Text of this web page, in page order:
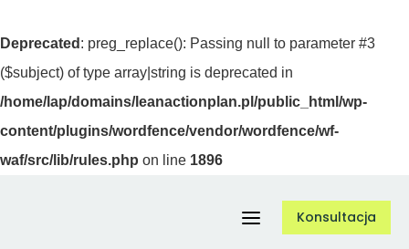
Deprecated : preg_replace(): Passing null to parameter #3
($subject) of type array|string is deprecated in
/home/lap/domains/leanactionplan.pl/public_html/wp-
content/plugins/wordfence/vendor/wordfence/wf-
waf/src/lib/rules.php on line 1896
Toggle
Konsultacja